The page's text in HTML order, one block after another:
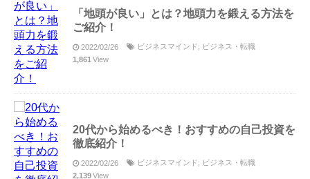
「地頭が良い」とは？地頭力を鍛える方法を
ご紹介！
2022/02/26 ビジネスマインド
ビジネス・転職
1,861 View
20代から始めるべき！おすすめの自己投資を
徹底紹介！
2022/02/26 ビジネスマインド
ビジネス・転職
2,139View